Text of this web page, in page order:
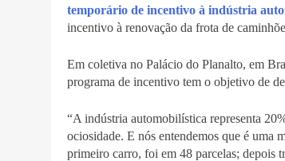
temporário de incentivo à indústria
incentivo à renovação da frota de
Em coletiva no Palácio do Planalto, em
programa de incentivo tem o objetivo de
“A indústria automobilística representa
ociosidade. E nós entendemos que é uma
primeiro carro, foi em 48 parcelas; depois